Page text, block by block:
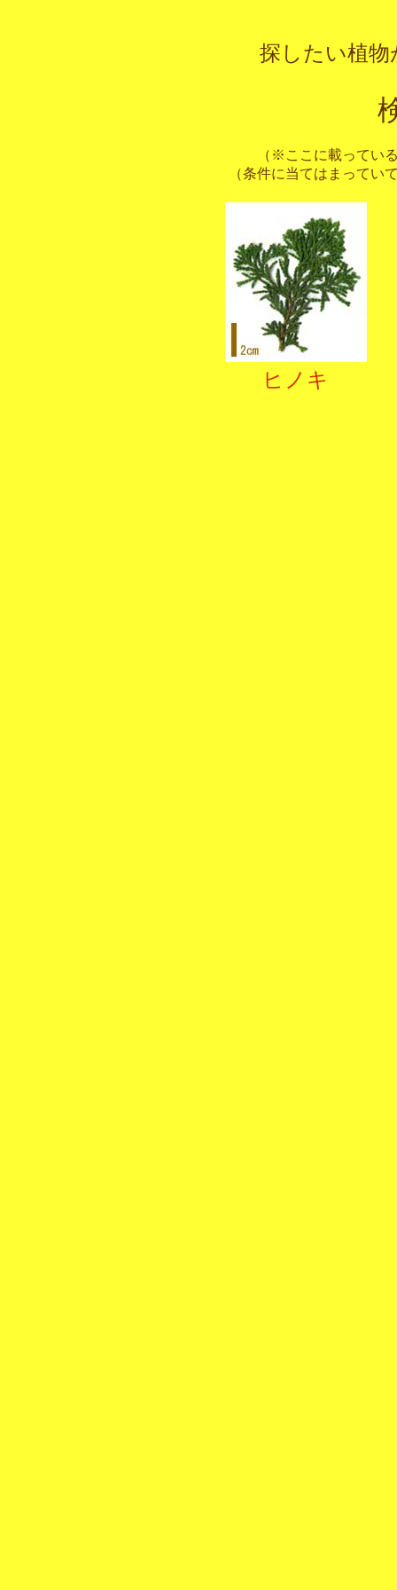
探したい植
（※ここに載ってい
（条件に当てはまってい
ヒノキ